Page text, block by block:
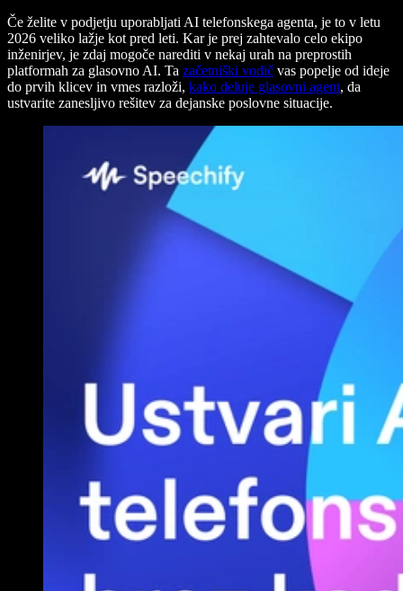
Če želite v podjetju uporabljati AI telefonskega agenta, je to v letu
2026 veliko lažje kot pred leti. Kar je prej zahtevalo celo ekipo
inženirjev, je zdaj mogoče narediti v nekaj urah na preprostih
platformah za glasovno AI. Ta začetniški vodič vas popelje od ideje
do prvih klicev in vmes razloži, kako deluje glasovni agent, da
ustvarite zanesljivo rešitev za dejanske poslovne situacije.